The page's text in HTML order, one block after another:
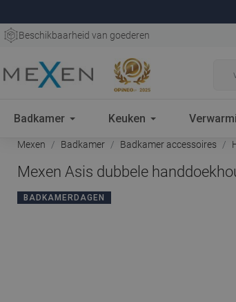
Beschikbaarheid van goederen
Badkamer Keuken
Mexen Badkamer Badkamer accessoires
Mexen Asis dubbele
BADKAMERDAGEN